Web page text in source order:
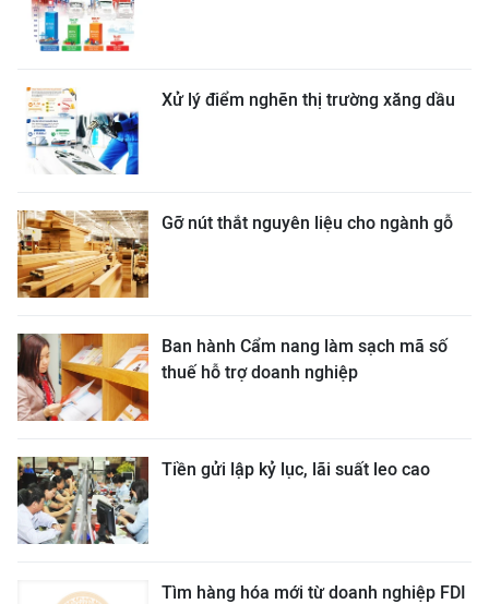
Xử lý điểm nghẽn thị trường xăng dầu
Gỡ nút thắt nguyên liệu cho ngành gỗ
Ban hành Cẩm nang làm sạch mã số
thuế hỗ trợ doanh nghiệp
Tiền gửi lập kỷ lục, lãi suất leo cao
Tìm hàng hóa mới từ doanh nghiệp FDI